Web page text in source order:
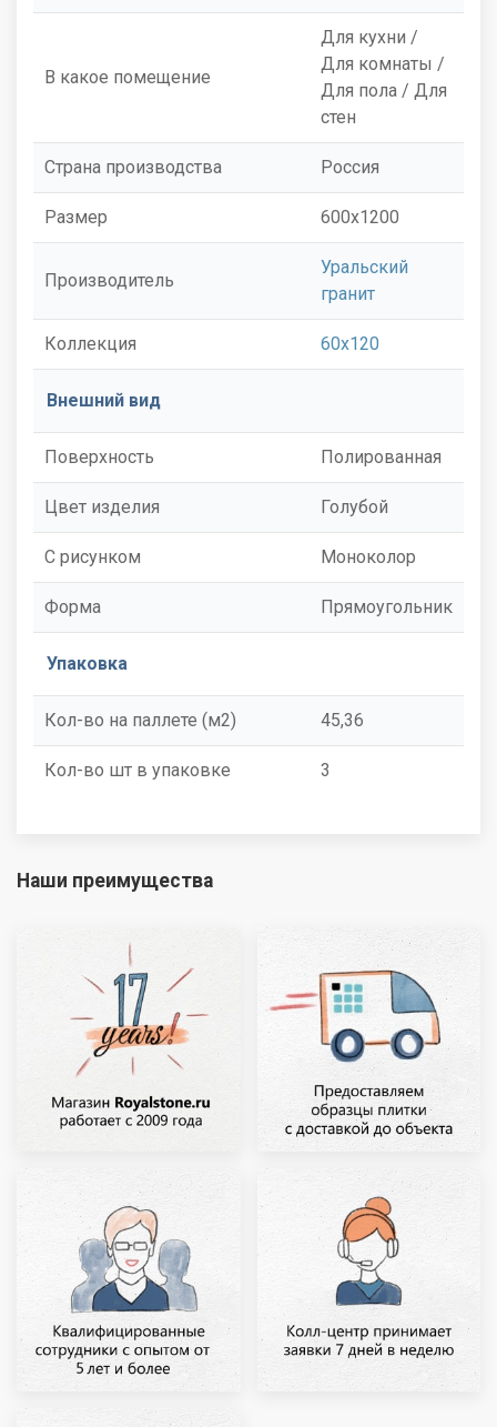
В какое помещение
Для кухни /
Для комнаты /
Для пола / Для
стен
Страна производства Россия
Размер 600x1200
Производитель
Уральский
гранит
Коллекция 60x120
Внешний вид
Поверхность Полированная
Цвет изделия Голубой
С рисунком Моноколор
Форма Прямоугольник
Упаковка
Кол-во на паллете (м2) 45,36
Кол-во шт в упаковке 3
Наши преимущества